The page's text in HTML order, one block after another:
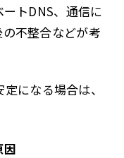
トDNS、通信に
不整合などが考
になる場合は、
因